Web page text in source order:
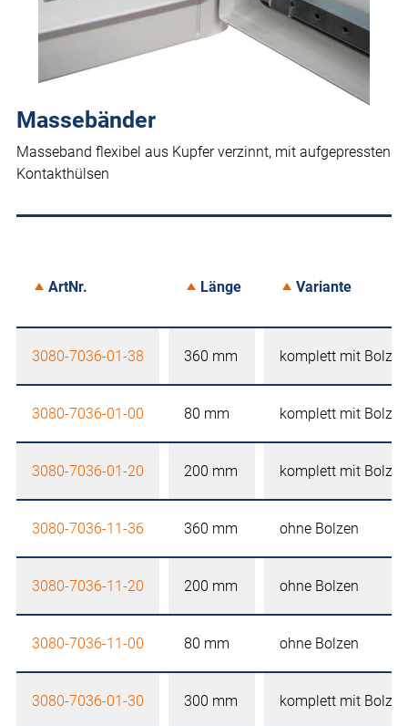
Massebänder
Masseband flexibel aus Kupfer verzinnt, mit aufgepressten
Kontakthülsen
ArtNr. Länge Variante
3080-7036-01-38 360 mm komplett mit Bolzen
3080-7036-01-00 80 mm komplett mit Bolzen
3080-7036-01-20 200 mm komplett mit Bolzen
3080-7036-11-36 360 mm ohne Bolzen
3080-7036-11-20 200 mm ohne Bolzen
3080-7036-11-00 80 mm ohne Bolzen
3080-7036-01-30 300 mm komplett mit Bolzen